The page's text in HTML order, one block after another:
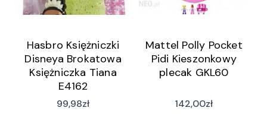
Hasbro Księżniczki
Disneya Brokatowa
Księżniczka Tiana
E4162
99,98zł
Mattel Polly Pocket
Pidi Kieszonkowy
plecak GKL60
142,00zł